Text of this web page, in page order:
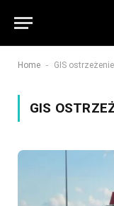
Home - GIS ostrzeżenie
GIS